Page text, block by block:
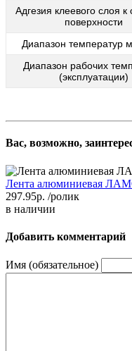
Адгезия клеевого слоя к
поверхности
Диапазон температур
Диапазон рабочих
(эксплуатации)
Вас, возможно,
Лента алюминиевая
297.95р. /ролик
в наличии
Добавить комментарий
Имя (обязательное)